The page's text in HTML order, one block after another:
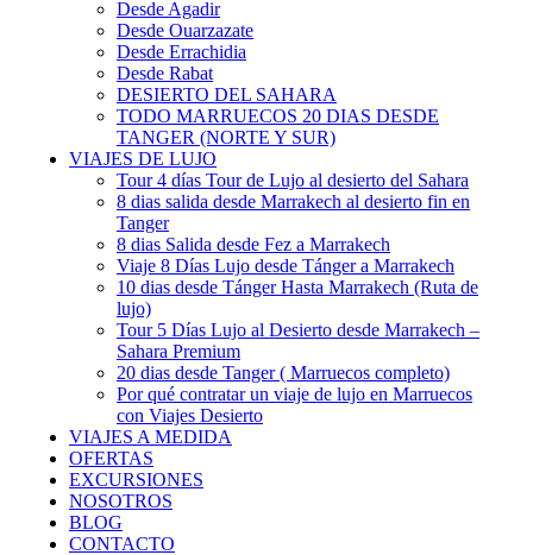
Desde Agadir
Desde Ouarzazate
Desde Errachidia
Desde Rabat
DESIERTO DEL SAHARA
TODO MARRUECOS 20 DIAS DESDE
TANGER (NORTE Y SUR)
VIAJES DE LUJO
Tour 4 días Tour de Lujo al desierto del Sahara
8 dias salida desde Marrakech al desierto fin en
Tanger
8 dias Salida desde Fez a Marrakech
Viaje 8 Días Lujo desde Tánger a Marrakech
10 dias desde Tánger Hasta Marrakech (Ruta de
lujo)
Tour 5 Días Lujo al Desierto desde Marrakech –
Sahara Premium
20 dias desde Tanger ( Marruecos completo)
Por qué contratar un viaje de lujo en Marruecos
con Viajes Desierto
VIAJES A MEDIDA
OFERTAS
EXCURSIONES
NOSOTROS
BLOG
CONTACTO